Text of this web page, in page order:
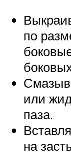
по
или
паза.
на